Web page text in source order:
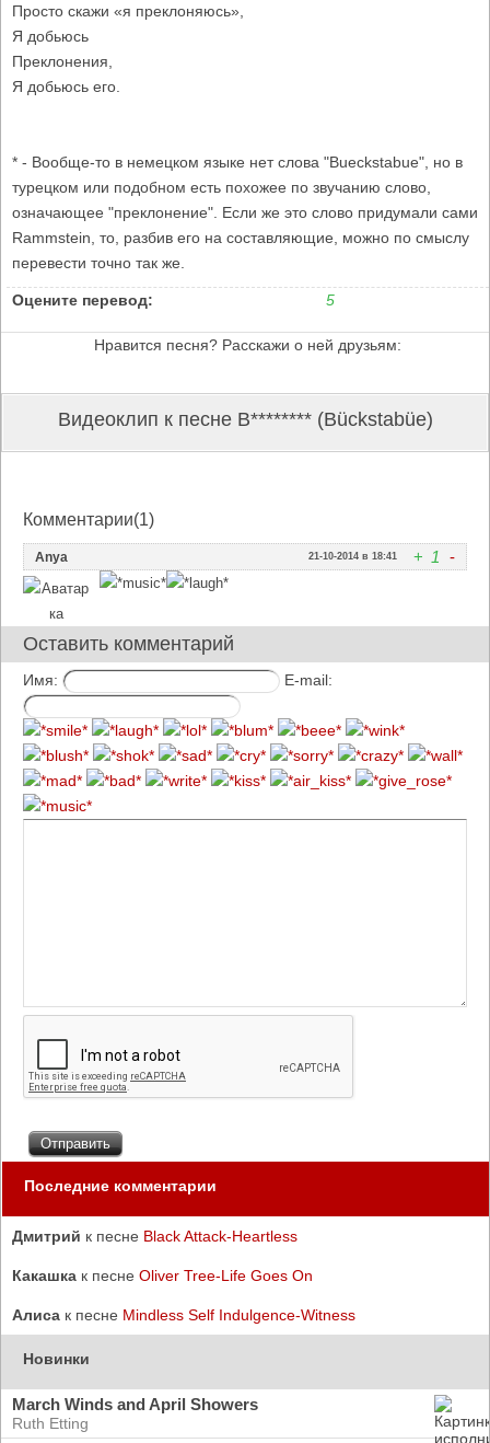
Просто скажи «я преклоняюсь»,
Я добьюсь
Преклонения,
Я добьюсь его.
* - Вообще-то в немецком языке нет слова "Bueckstabue", но в
турецком или подобном есть похожее по звучанию слово,
означающее "преклонение". Если же это слово придумали сами
Rammstein, то, разбив его на составляющие, можно по смыслу
перевести точно так же.
Оцените перевод: 5
Нравится песня? Расскажи о ней друзьям:
Видеоклип к песне B******** (Bückstabüe)
Комментарии(1)
Anya + 1 -
21-10-2014 в 18:41
Оставить комментарий
Имя: E-mail:
Последние комментарии
Дмитрий к песне Black Attack-Heartless
Какашка к песне Oliver Tree-Life Goes On
Алиса к песне Mindless Self Indulgence-Witness
Новинки
March Winds and April Showers
Ruth Etting